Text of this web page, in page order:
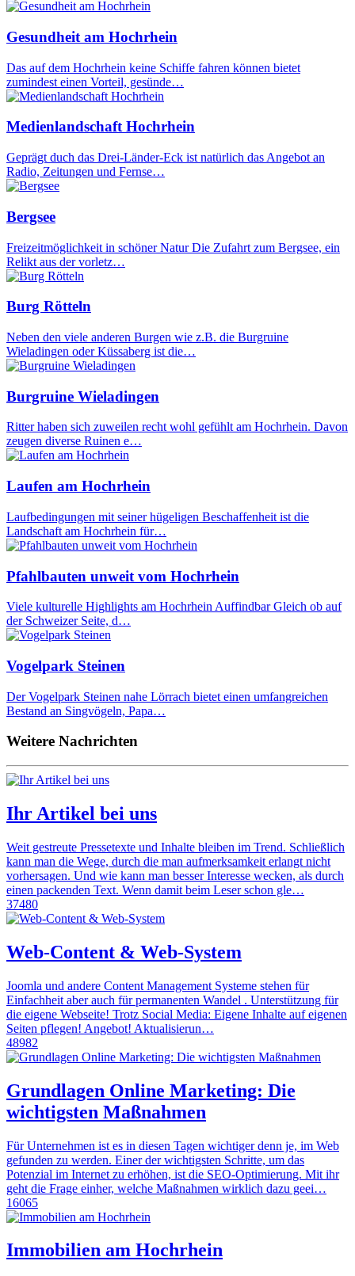
Gesundheit am Hochrhein
Das auf dem Hochrhein keine Schiffe fahren können bietet
zumindest einen Vorteil, gesünde…
Medienlandschaft Hochrhein
Geprägt duch das Drei-Länder-Eck ist natürlich das Angebot an
Radio, Zeitungen und Fernse…
Bergsee
Freizeitmöglichkeit in schöner Natur Die Zufahrt zum Bergsee, ein
Relikt aus der vorletz…
Burg Rötteln
Neben den viele anderen Burgen wie z.B. die Burgruine
Wieladingen oder Küssaberg ist die…
Burgruine Wieladingen
Ritter haben sich zuweilen recht wohl gefühlt am Hochrhein. Davon
zeugen diverse Ruinen e…
Laufen am Hochrhein
Laufbedingungen mit seiner hügeligen Beschaffenheit ist die
Landschaft am Hochrhein für…
Pfahlbauten unweit vom Hochrhein
Viele kulturelle Highlights am Hochrhein Auffindbar Gleich ob auf
der Schweizer Seite, d…
Vogelpark Steinen
Der Vogelpark Steinen nahe Lörrach bietet einen umfangreichen
Bestand an Singvögeln, Papa…
Weitere Nachrichten
Ihr Artikel bei uns
Weit gestreute Pressetexte und Inhalte bleiben im Trend. Schließlich
kann man die Wege, durch die man aufmerksamkeit erlangt nicht
vorhersagen. Und wie kann man besser Interesse wecken, als durch
einen packenden Text. Wenn damit beim Leser schon gle…
37480
Web-Content & Web-System
Joomla und andere Content Management Systeme stehen für
Einfachheit aber auch für permanenten Wandel . Unterstützung für
die eigene Webseite! Trotz Social Media: Eigene Inhalte auf eigenen
Seiten pflegen! Angebot! Aktualisierun…
48982
Grundlagen Online Marketing: Die
wichtigsten Maßnahmen
Für Unternehmen ist es in diesen Tagen wichtiger denn je, im Web
gefunden zu werden. Einer der wichtigsten Schritte, um das
Potenzial im Internet zu erhöhen, ist die SEO-Optimierung. Mit ihr
geht die Frage einher, welche Maßnahmen wirklich dazu geei…
16065
Immobilien am Hochrhein